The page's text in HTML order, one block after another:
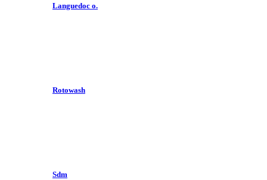
Languedoc o.
Rotowash
Sdm